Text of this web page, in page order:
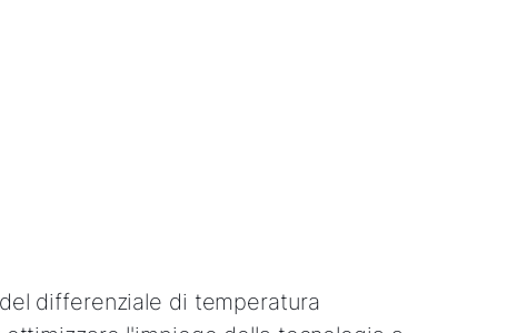
differenziale di temperatura